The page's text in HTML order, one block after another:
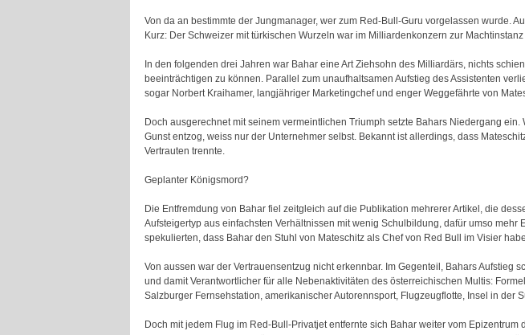
Von da an bestimmte der Jungmanager, wer zum Red-Bull-Guru vorgelassen wurde.
Kurz: Der Schweizer mit türkischen Wurzeln war im Milliardenkonzern zur
In den folgenden drei Jahren war Bahar eine Art Ziehsohn des Milliardärs, nichts
beeinträchtigen zu können. Parallel zum unaufhaltsamen Aufstieg des Assistenten
sogar Norbert Kraihamer, langjähriger Marketingchef und enger Weggefährte von
Doch ausgerechnet mit seinem vermeintlichen Triumph setzte Bahars Niedergang
Gunst entzog, weiss nur der Unternehmer selbst. Bekannt ist allerdings, dass
Vertrauten trennte.
Geplanter Königsmord?
Die Entfremdung von Bahar fiel zeitgleich auf die Publikation mehrerer Artikel, die
Aufsteigertyp aus einfachsten Verhältnissen mit wenig Schulbildung, dafür umso
spekulierten, dass Bahar den Stuhl von Mateschitz als Chef von Red Bull im Visier
Von aussen war der Vertrauensentzug nicht erkennbar. Im Gegenteil, Bahars
und damit Verantwortlicher für alle Nebenaktivitäten des österreichischen Multis:
Salzburger Fernsehstation, amerikanischer Autorennsport, Flugzeugflotte, Insel in der
Doch mit jedem Flug im Red-Bull-Privatjet entfernte sich Bahar weiter vom